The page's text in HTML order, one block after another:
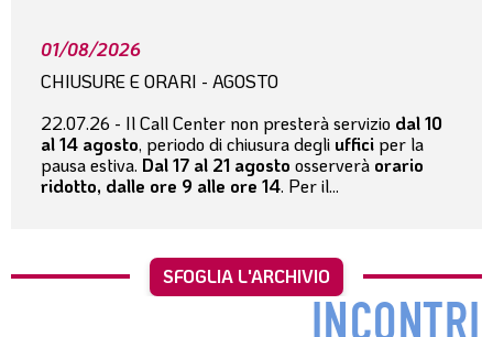
01/08/2026
CHIUSURE E ORARI - AGOSTO
22.07.26 - Il Call Center non presterà servizio dal 10
al 14 agosto, periodo di chiusura degli uffici per la
pausa estiva. Dal 17 al 21 agosto osserverà orario
ridotto, dalle ore 9 alle ore 14. Per il...
SFOGLIA L'ARCHIVIO